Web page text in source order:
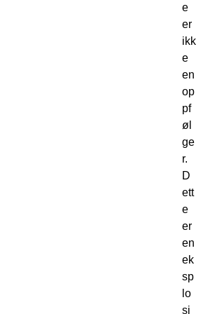
e
er
ikk
e
en
op
pf
øl
ge
r.
D
ett
e
er
en
ek
sp
lo
sj